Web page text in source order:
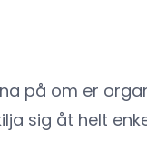
på om er
sig åt helt